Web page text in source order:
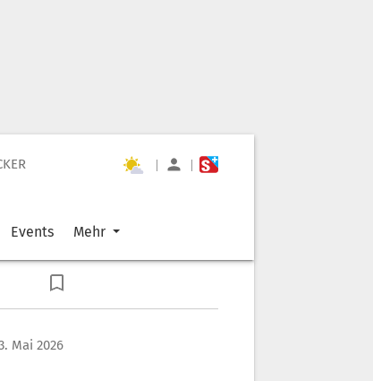
| |
Events Mehr
Mai 2026